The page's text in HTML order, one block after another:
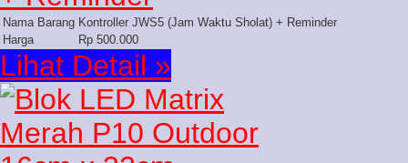
Nama Barang Kontroller JWS5 (Jam Waktu Sholat) + Reminder
Harga
Rp 500.000
Lihat Detail »